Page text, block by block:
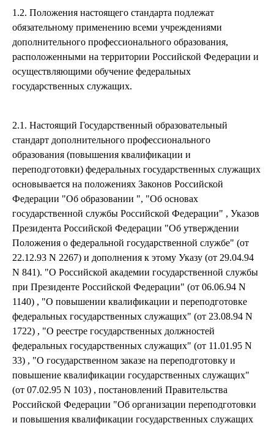
1.2. Положения настоящего стандарта подлежат
обязательному применению всеми учреждениями
дополнительного профессионального образования,
расположенными на территории Российской Федерации и
осуществляющими обучение федеральных
государственных служащих.
2.1. Настоящий Государственный образовательный
стандарт дополнительного профессионального
образования (повышения квалификации и
переподготовки) федеральных государственных служащих
основывается на положениях Законов Российской
Федерации "Об образовании ", "Об основах
государственной службы Российской Федерации" , Указов
Президента Российской Федерации "Об утверждении
Положения о федеральной государственной службе" (от
22.12.93 N 2267) и дополнения к этому Указу (от 29.04.94
N 841). "О Российской академии государственной службы
при Президенте Российской Федерации" (от 06.06.94 N
1140) , "О повышении квалификации и переподготовке
федеральных государственных служащих" (от 23.08.94 N
1722) , "О реестре государственных должностей
федеральных государственных служащих" (от 11.01.95 N
33) , "О государственном заказе на переподготовку и
повышение квалификации государственных служащих"
(от 07.02.95 N 103) , постановлений Правительства
Российской Федерации "Об организации переподготовки
и повышения квалификации государственных служащих